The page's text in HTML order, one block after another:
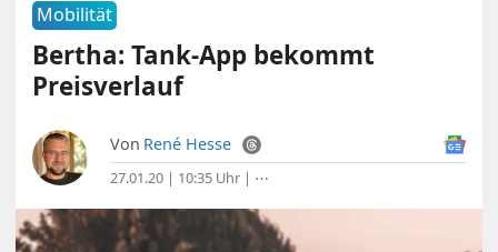
Mobilität
Bertha: Tank-App bekommt
Preisverlauf
Von René Hesse
27.01.20 | 10:35 Uhr | ⋯